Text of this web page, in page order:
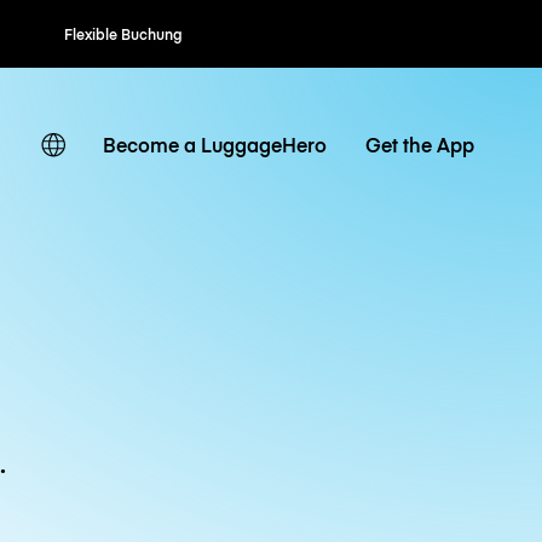
Flexible Buchung
Become a LuggageHero Get the App